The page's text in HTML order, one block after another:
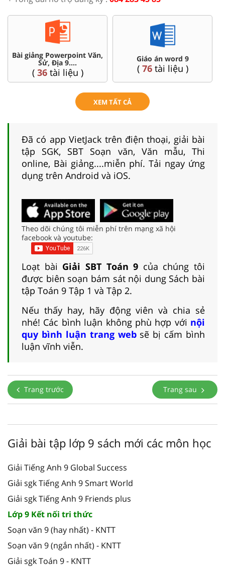
Bài giảng Powerpoint Văn,
Sử, Địa 9....
( 36tài liệu )
Giáo án word 9
( 76tài liệu )
XEM TẤT CẢ
Đã có app VietJack trên điện thoại, giải bài
tập SGK, SBT Soạn văn, Văn mẫu, Thi
online, Bài giảng....miễn phí. Tải ngay ứng
dụng trên Android và iOS.
Theo dõi chúng tôi miễn phí trên mạng xã hội
facebook và youtube:
Loạt bài Giải SBT Toán 9 của chúng tôi
được biên soạn bám sát nội dung Sách bài
tập Toán 9 Tập 1 và Tập 2.
Nếu thấy hay, hãy động viên và chia sẻ
nhé! Các bình luận không phù hợp với nội
quy bình luận trang websẽ bị cấm bình
luận vĩnh viễn.
Trang trước Trang sau
Giải bài tập lớp 9 sách mới các môn học
Giải Tiếng Anh 9 Global Success
Giải sgk Tiếng Anh 9 Smart World
Giải sgk Tiếng Anh 9 Friends plus
Lớp 9 Kết nối tri thức
Soạn văn 9 (hay nhất) - KNTT
Soạn văn 9 (ngắn nhất) - KNTT
Giải sgk Toán 9 - KNTT